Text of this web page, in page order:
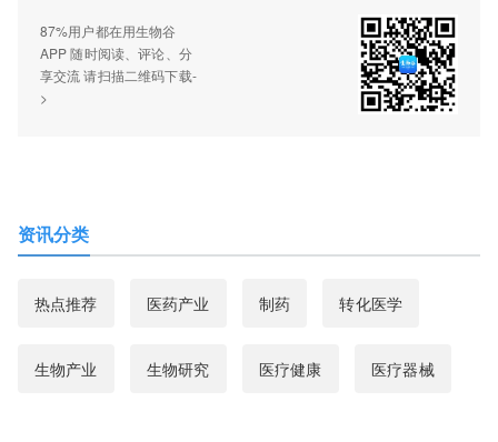
87%用户都在用生物谷
APP 随时阅读、评论、分
享交流 请扫描二维码下载-
>
资讯分类
热点推荐 医药产业 制药 转化医学
生物产业 生物研究 医疗健康 医疗器械